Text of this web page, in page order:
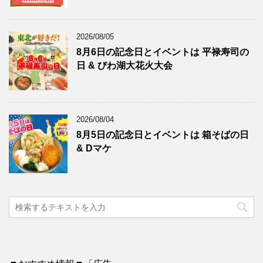
2026/08/05
8月6日の記念日とイベントは 平禄寿司の
日 & びわ湖大花火大会
2026/08/04
8月5日の記念日とイベントは 箱そばの日
& Dマケ